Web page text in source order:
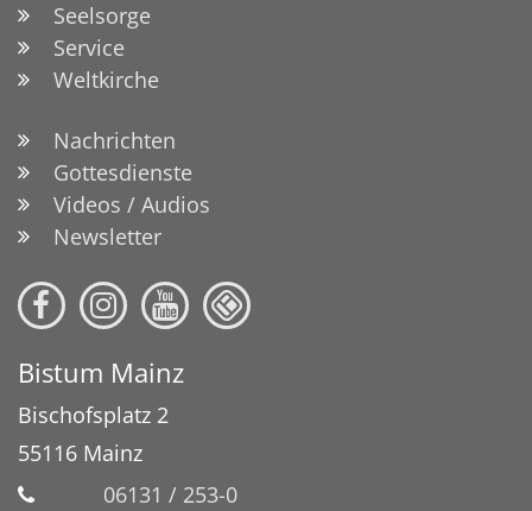
Seelsorge
Service
Weltkirche
Nachrichten
Gottesdienste
Videos / Audios
Newsletter
Bistum Mainz
Bischofsplatz 2
55116 Mainz
06131 / 253-0